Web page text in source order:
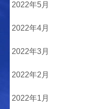
2022年5月
2022年4月
2022年3月
2022年2月
2022年1月